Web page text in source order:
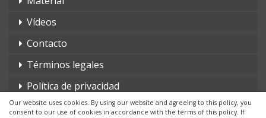
Our website uses cookies. By using our website and agreeing to this policy, you
consent to our use of cookies in accordance with the terms of this policy. If
Vídeos
Contacto
Términos legales
Política de privacidad